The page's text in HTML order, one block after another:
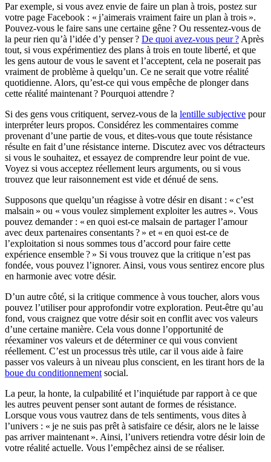
Par exemple, si vous avez envie de faire un plan à trois, postez sur
votre page Facebook : « j’aimerais vraiment faire un plan à trois ».
Pouvez-vous le faire sans une certaine gêne ? Ou ressentez-vous de
la peur rien qu’à l’idée d’y penser ? De quoi avez-vous peur ? Après
tout, si vous expérimentiez des plans à trois en toute liberté, et que
les gens autour de vous le savent et l’acceptent, cela ne poserait pas
vraiment de problème à quelqu’un. Ce ne serait que votre réalité
quotidienne. Alors, qu’est-ce qui vous empêche de plonger dans
cette réalité maintenant ? Pourquoi attendre ?
Si des gens vous critiquent, servez-vous de la lentille subjective pour
interpréter leurs propos. Considérez les commentaires comme
provenant d’une partie de vous, et dites-vous que toute résistance
résulte en fait d’une résistance interne. Discutez avec vos détracteurs
si vous le souhaitez, et essayez de comprendre leur point de vue.
Voyez si vous acceptez réellement leurs arguments, ou si vous
trouvez que leur raisonnement est vide et dénué de sens.
Supposons que quelqu’un réagisse à votre désir en disant : « c’est
malsain » ou « vous voulez simplement exploiter les autres ». Vous
pouvez demander : « en quoi est-ce malsain de partager l’amour
avec deux partenaires consentants ? » et « en quoi est-ce de
l’exploitation si nous sommes tous d’accord pour faire cette
expérience ensemble ? » Si vous trouvez que la critique n’est pas
fondée, vous pouvez l’ignorer. Ainsi, vous vous sentirez encore plus
en harmonie avec votre désir.
D’un autre côté, si la critique commence à vous toucher, alors vous
pouvez l’utiliser pour approfondir votre exploration. Peut-être qu’au
fond, vous craignez que votre désir soit en conflit avec vos valeurs
d’une certaine manière. Cela vous donne l’opportunité de
réexaminer vos valeurs et de déterminer ce qui vous convient
réellement. C’est un processus très utile, car il vous aide à faire
passer vos valeurs à un niveau plus conscient, en les tirant hors de la
boue du conditionnement social.
La peur, la honte, la culpabilité et l’inquiétude par rapport à ce que
les autres peuvent penser sont autant de formes de résistance.
Lorsque vous vous vautrez dans de tels sentiments, vous dites à
l’univers : « je ne suis pas prêt à satisfaire ce désir, alors ne le laisse
pas arriver maintenant ». Ainsi, l’univers retiendra votre désir loin de
votre réalité actuelle. Vous l’empêchez ainsi de se réaliser.